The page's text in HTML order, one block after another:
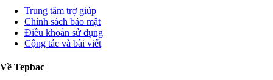
Trung tâm trợ giúp
Chính sách bảo mật
Điều khoản sử dụng
Cộng tác và bài viết
Về Tepbac